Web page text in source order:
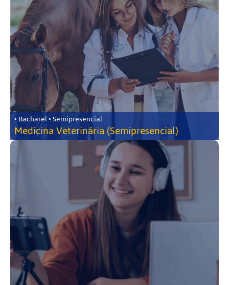
• Bacharel • Semipresencial
Medicina Veterinária (Semipresencial)